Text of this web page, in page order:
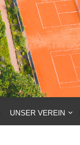
UNSER VEREIN